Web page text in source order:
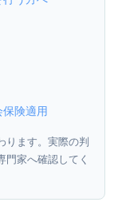
険適用
ります。実際の判
家へ確認してく